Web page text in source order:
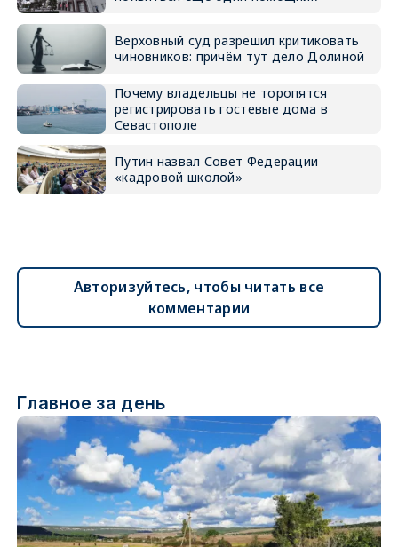
Верховный суд разрешил критиковать
чиновников: причём тут дело Долиной
Почему владельцы не торопятся
регистрировать гостевые дома в
Севастополе
Путин назвал Совет Федерации
«кадровой школой»
Авторизуйтесь, чтобы читать все
комментарии
Главное за день